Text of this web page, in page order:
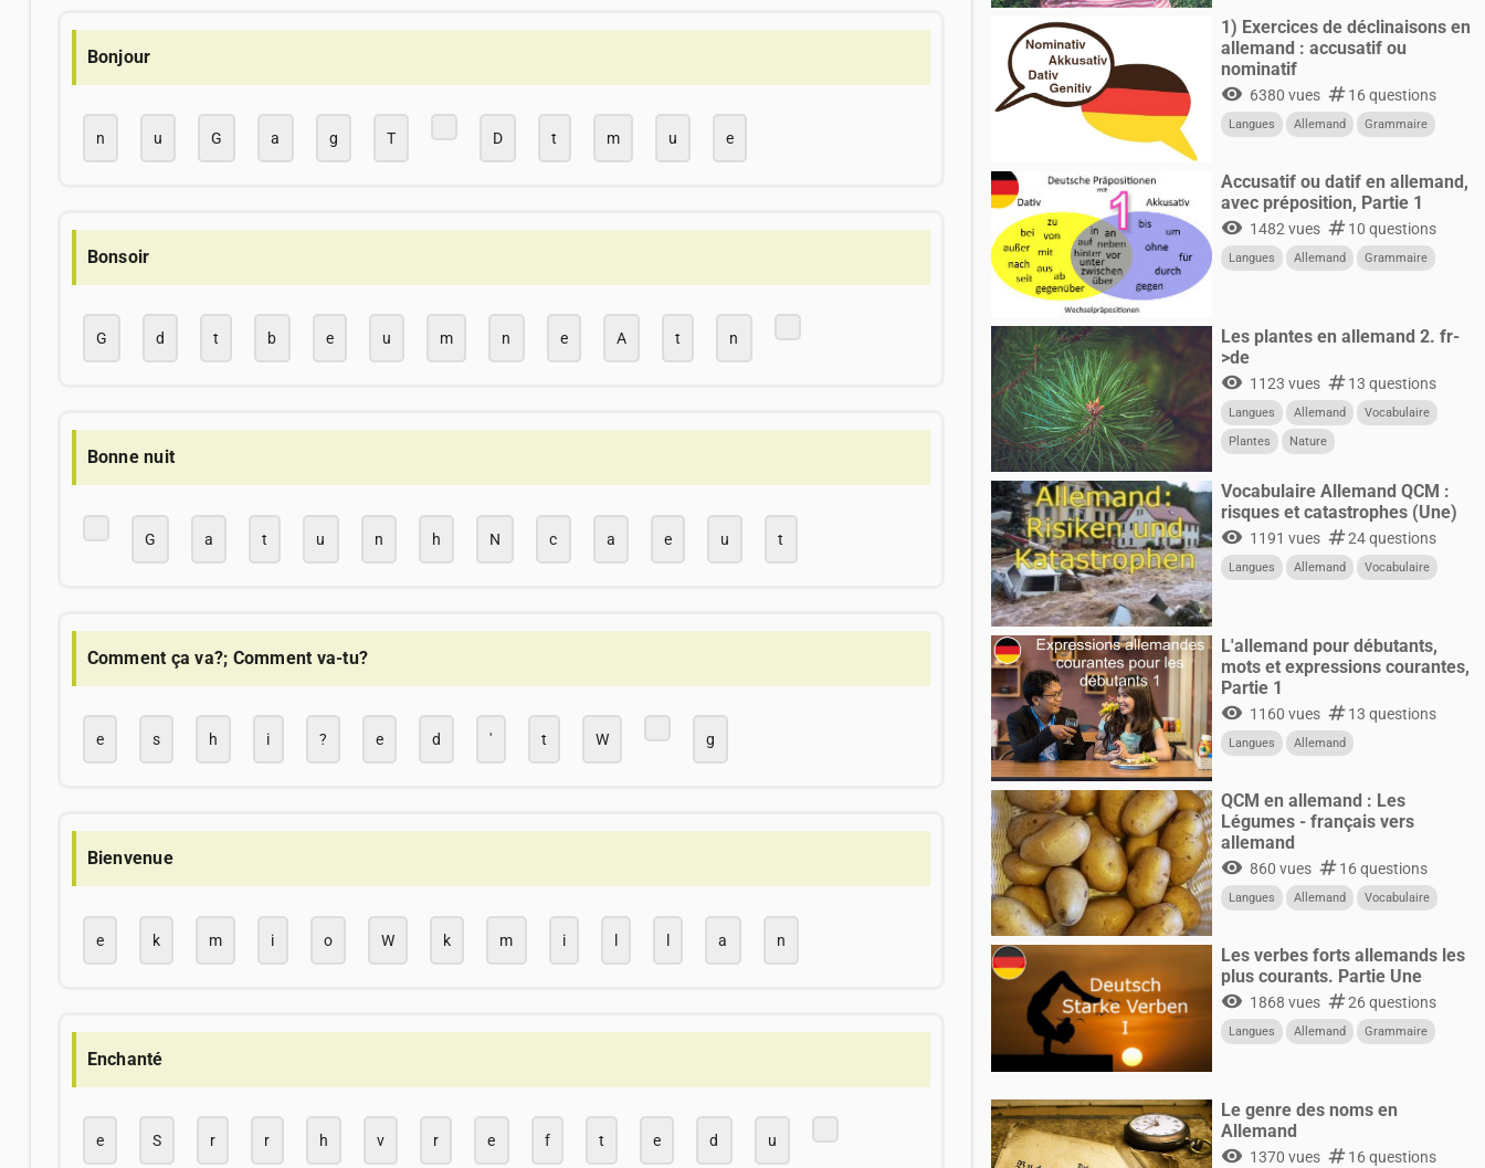
Bonjour
n u G a g T D t m u e
Bonsoir
G d t b e u m n e A t n
Bonne nuit
G a t u n h N c a e u t
Comment ça va?; Comment va-tu?
e s h i ? e d ' t W g
Bienvenue
e k m i o W k m i l l a n
Enchanté
e S r r h v r e f t e d u
1) Exercices de déclinaisons en
allemand : accusatif ou
nominatif
visibility 6380 vues numbers16 questions
Langues Allemand Grammaire
Accusatif ou datif en allemand,
avec préposition, Partie 1
visibility 1482 vues numbers10 questions
Langues Allemand Grammaire
Les plantes en allemand 2. fr-
>de
visibility 1123 vues numbers13 questions
Langues Allemand
Vocabulaire
Plantes
Nature
Vocabulaire Allemand QCM :
risques et catastrophes (Une)
visibility 1191 vues numbers24 questions
Langues Allemand Vocabulaire
L'allemand pour débutants,
mots et expressions courantes,
Partie 1
visibility 1160 vues numbers13 questions
Langues Allemand
QCM en allemand : Les
Légumes - français vers
allemand
visibility 860 vues numbers16 questions
Langues Allemand Vocabulaire
Les verbes forts allemands les
plus courants. Partie Une
visibility 1868 vues numbers26 questions
Langues Allemand Grammaire
Le genre des noms en
Allemand
visibility 1370 vues numbers16 questions